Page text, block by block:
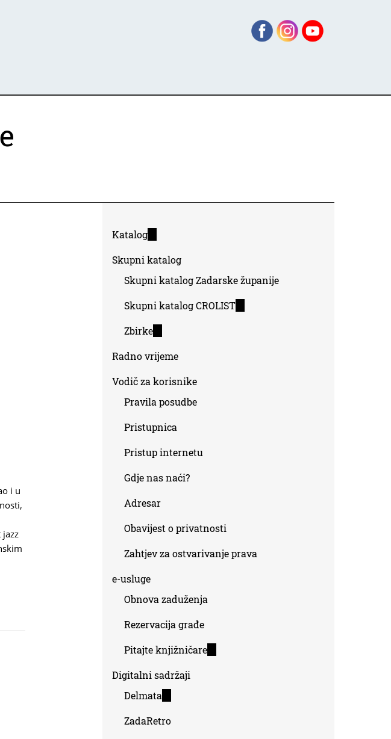
i u
Katalog(link
external)
Skupni katalog
Skupni katalog Zadarske županije
Skupni katalog CROLIST(link
Zbirke(link
external)
Radno vrijeme
Vodič za korisnike
Pravila posudbe
Pristupnica
Pristup internetu
Gdje nas naći?
Adresar
Obavijest o privatnosti
Zahtjev za ostvarivanje prava
e-usluge
Obnova zaduženja
Rezervacija građe
Pitajte knjižničare(link
Digitalni sadržaji
Delmata
external)
ZadaRetro